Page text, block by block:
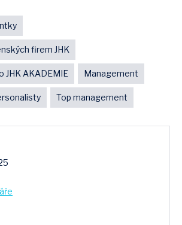
firem JHK
JHK AKADEMIE Management
Top management